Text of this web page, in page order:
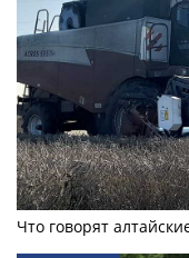
Что говорят